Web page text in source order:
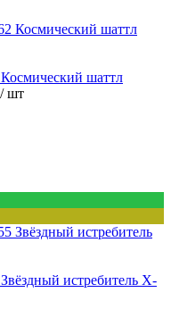
шаттл
/ шт
истребитель X-